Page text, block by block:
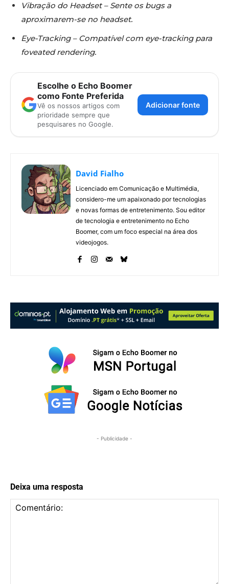
Vibração do Headset – Sente os bugs a
aproximarem-se no headset.
Eye-Tracking – Compatível com eye-tracking para
foveated rendering.
Escolhe o Echo Boomer
como Fonte Preferida
Vê os nossos artigos com
prioridade sempre que
pesquisares no Google.
Adicionar fonte
David Fialho
Licenciado em Comunicação e Multimédia,
considero-me um apaixonado por tecnologias
e novas formas de entretenimento. Sou editor
de tecnologia e entretenimento no Echo
Boomer, com um foco especial na área dos
videojogos.
- Publicidade -
Deixa uma resposta